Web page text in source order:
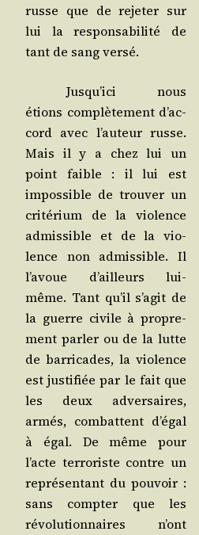
russe que de reje­ter sur
lui la res­pon­sa­bi­li­té de
tant de sang versé.
Jus­qu’i­ci nous
étions com­plè­te­ment d’ac­
cord avec l’au­teur russe.
Mais il y a chez lui un
point faible : il lui est
impos­sible de trou­ver un
cri­té­rium de la vio­lence
admis­sible et de la vio­
lence non admis­sible. Il
l’a­voue d’ailleurs lui-
même. Tant qu’il s’a­git de
la guerre civile à pro­pre­
ment par­ler ou de la lutte
de bar­ri­cades, la vio­lence
est jus­ti­fiée par le fait que
les deux adver­saires,
armés, com­battent d’é­gal
à égal. De même pour
l’acte ter­ro­riste contre un
repré­sen­tant du pou­voir :
sans comp­ter que les
révo­lu­tion­naires n’ont